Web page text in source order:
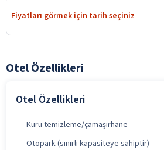
Fiyatları görmek için tarih seçiniz
Otel Özellikleri
Otel Özellikleri
Kuru temizleme/çamaşırhane
Otopark (sınırlı kapasiteye sahiptir)